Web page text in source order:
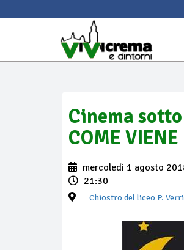
Cinema sotto
COME VIENE
mercoledì 1 agosto
21:30
Chiostro del liceo P. Verri